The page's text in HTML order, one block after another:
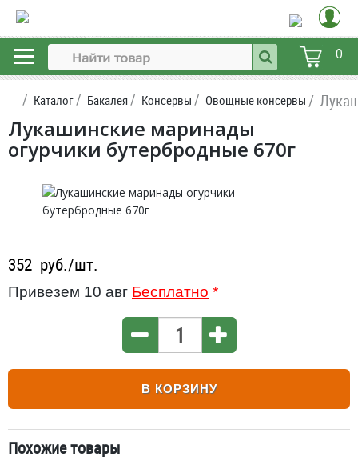
0
Каталог Бакалея Консервы Овощные консервы
Лукашинские маринады
огурчики бутербродные 670г
352 руб./шт.
Привезем 10 авг Бесплатно *
В КОРЗИНУ
Похожие товары